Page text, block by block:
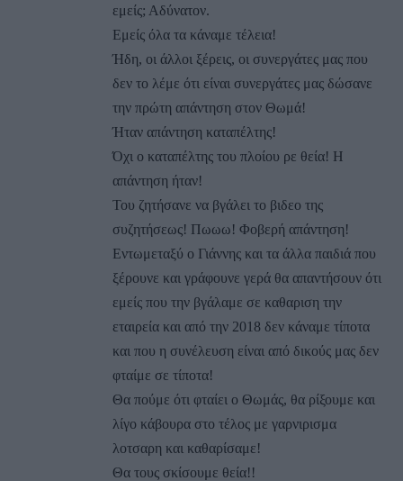
εμείς; Αδύνατον.
Εμείς όλα τα κάναμε τέλεια!
Ήδη, οι άλλοι ξέρεις, οι συνεργάτες μας που
δεν το λέμε ότι είναι συνεργάτες μας δώσανε
την πρώτη απάντηση στον Θωμά!
Ήταν απάντηση καταπέλτης!
Όχι ο καταπέλτης του πλοίου ρε θεία! Η
απάντηση ήταν!
Του ζητήσανε να βγάλει το βιδεο της
συζητήσεως! Πωωω! Φοβερή απάντηση!
Εντωμεταξύ ο Γιάννης και τα άλλα παιδιά που
ξέρουνε και γράφουνε γερά θα απαντήσουν ότι
εμείς που την βγάλαμε σε καθαριση την
εταιρεία και από την 2018 δεν κάναμε τίποτα
και που η συνέλευση είναι από δικούς μας δεν
φταίμε σε τίποτα!
Θα πούμε ότι φταίει ο Θωμάς, θα ρίξουμε και
λίγο κάβουρα στο τέλος με γαρνιρισμα
λοτσαρη και καθαρίσαμε!
Θα τους σκίσουμε θεία!!